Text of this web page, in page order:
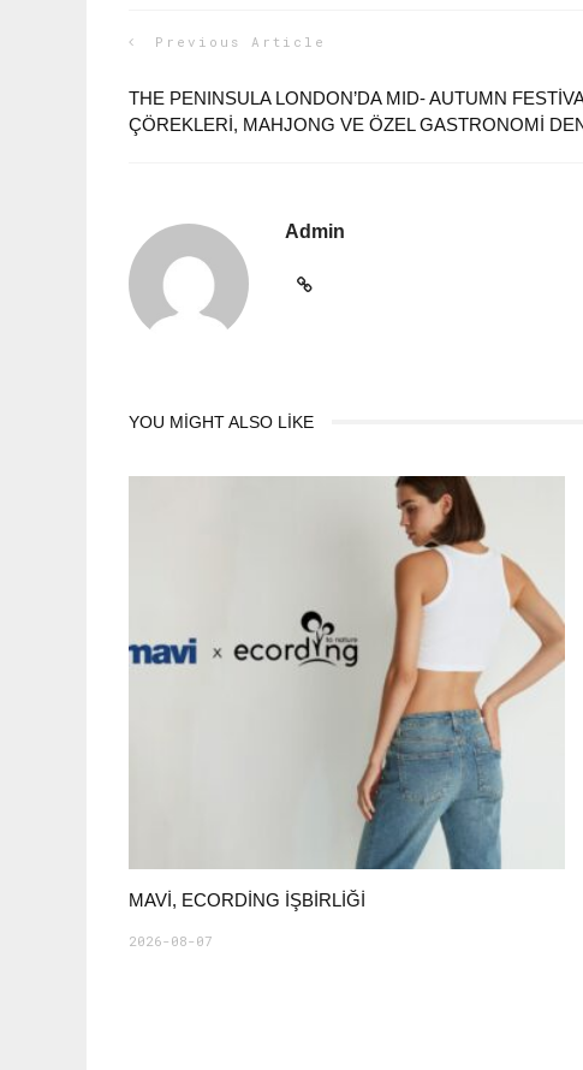
Previous Article
THE PENINSULA LONDON’DA MID- AUTUMN
ÇÖREKLERİ, MAHJONG VE ÖZEL GASTRONOMİ
Admin
YOU MIGHT ALSO LIKE
MAVI, ECORDING IŞBIRLIĞI
2026-08-07